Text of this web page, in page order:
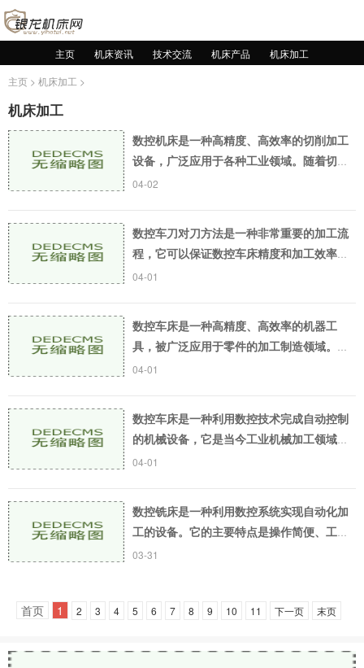
主页 机床资讯 技术交流 机床产品
机床加工
主页 > 机床加工 >
机床加工
数控机床是一种高精度、高效率的切削加工
设备，广泛应用于各种工业领域。随着切削
加工质量要求的不断提高，数控机床的切削
04-02
数控车刀对刀方法是一种非常重要的加工流
程，它可以保证数控车床精度和加工效率
高，达到优化的加工效果。在数控车床加工
04-01
数控车床是一种高精度、高效率的机器工
具，被广泛应用于零件的加工制造领域。数
控车床在加工性能和加工效率上都有显著的
04-01
数控车床是一种利用数控技术完成自动控制
的机械设备，它是当今工业机械加工领域中
最为普及和应用广泛的设备之一。与传统机
04-01
数控铣床是一种利用数控系统实现自动化加
工的设备。它的主要特点是操作简便、工作
高效、提高生产效率。而最重要的是数控铣
03-31
首页 1 2 3 4 5 6 7 8 9 10 11 下一页 末页